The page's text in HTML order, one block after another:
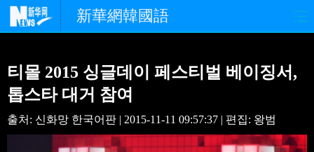
新華網韓國語
경제
중한교류 핫 TV 문화
티몰 2015 싱글데이 페스티벌 베이징서,
톱스타 대거 참여
출처: 신화망 한국어판 | 2015-11-11 09:57:37 | 편집: 왕범